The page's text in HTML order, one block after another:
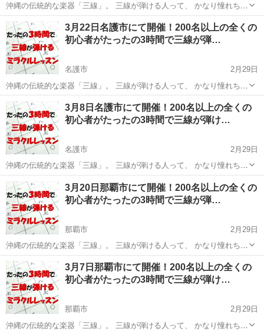
沖縄の伝統的な楽器「三線」。 三線が弾ける人って、 かなり憧れちゃ
いますよね(*´艸`)❤ あの漢字の羅列にしか見えない 三線の楽譜「工工
四（くんくんしー）」が、 ちゃんと楽譜として読めるようになったら
いか...
沖縄 沖縄市 その他 三線
3月22日名護市にて開催！200名以上の全くの
初心者がたったの3時間で三線が弾…
名護市
2月29日
沖縄の伝統的な楽器「三線」。 三線が弾ける人って、 かなり憧れちゃ
いますよね(*´艸`)❤ あの漢字の羅列にしか見えない 三線の楽譜「工工
四（くんくんしー）」が、 ちゃんと楽譜として読めるようになったら
いか...
沖縄 名護市 その他 三線
3月8日名護市にて開催！200名以上の全くの
初心者がたったの3時間で三線が弾け…
名護市
2月29日
沖縄の伝統的な楽器「三線」。 三線が弾ける人って、 かなり憧れちゃ
いますよね(*´艸`)❤ あの漢字の羅列にしか見えない 三線の楽譜「工工
四（くんくんしー）」が、 ちゃんと楽譜として読めるようになったら
いか...
沖縄 名護市 その他 三線
3月20日那覇市にて開催！200名以上の全くの
初心者がたったの3時間で三線が弾…
那覇市
2月29日
沖縄の伝統的な楽器「三線」。 三線が弾ける人って、 かなり憧れちゃ
いますよね(*´艸`)❤ あの漢字の羅列にしか見えない 三線の楽譜「工工
四（くんくんしー）」が、 ちゃんと楽譜として読めるようになったら
いか...
沖縄 那覇市 その他 三線
3月7日那覇市にて開催！200名以上の全くの
初心者がたったの3時間で三線が弾け…
那覇市
2月29日
沖縄の伝統的な楽器「三線」。 三線が弾ける人って、 かなり憧れちゃ